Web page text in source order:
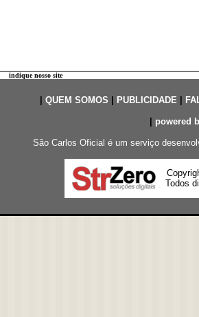
indique nosso site
QUEM SOMOS PUBLICIDADE|
powered
São Carlos Oficial é um serviço
Todos